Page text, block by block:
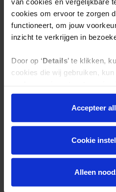
cookies om ervoor te zorgen
functioneert, om jouw
inzicht te verkrijgen in
Door op ‘Details’ te klikken,
cookies die wij gebruiken,
Accepteer alle
akkoord met het gebruik van
Accepteer
Cookie
Alleen
Wat ga je leren?
Wat kun je worden?
Wat ga je verdienen?
Toelating
Opleiding in cijfers
Praktische